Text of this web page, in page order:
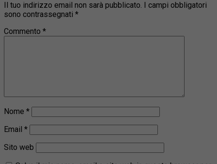
Il tuo indirizzo email non sarà pubblicato.
I campi obbligatori
sono contrassegnati *
Commento *
Nome *
Email *
Sito web